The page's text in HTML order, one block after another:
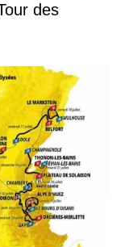
des